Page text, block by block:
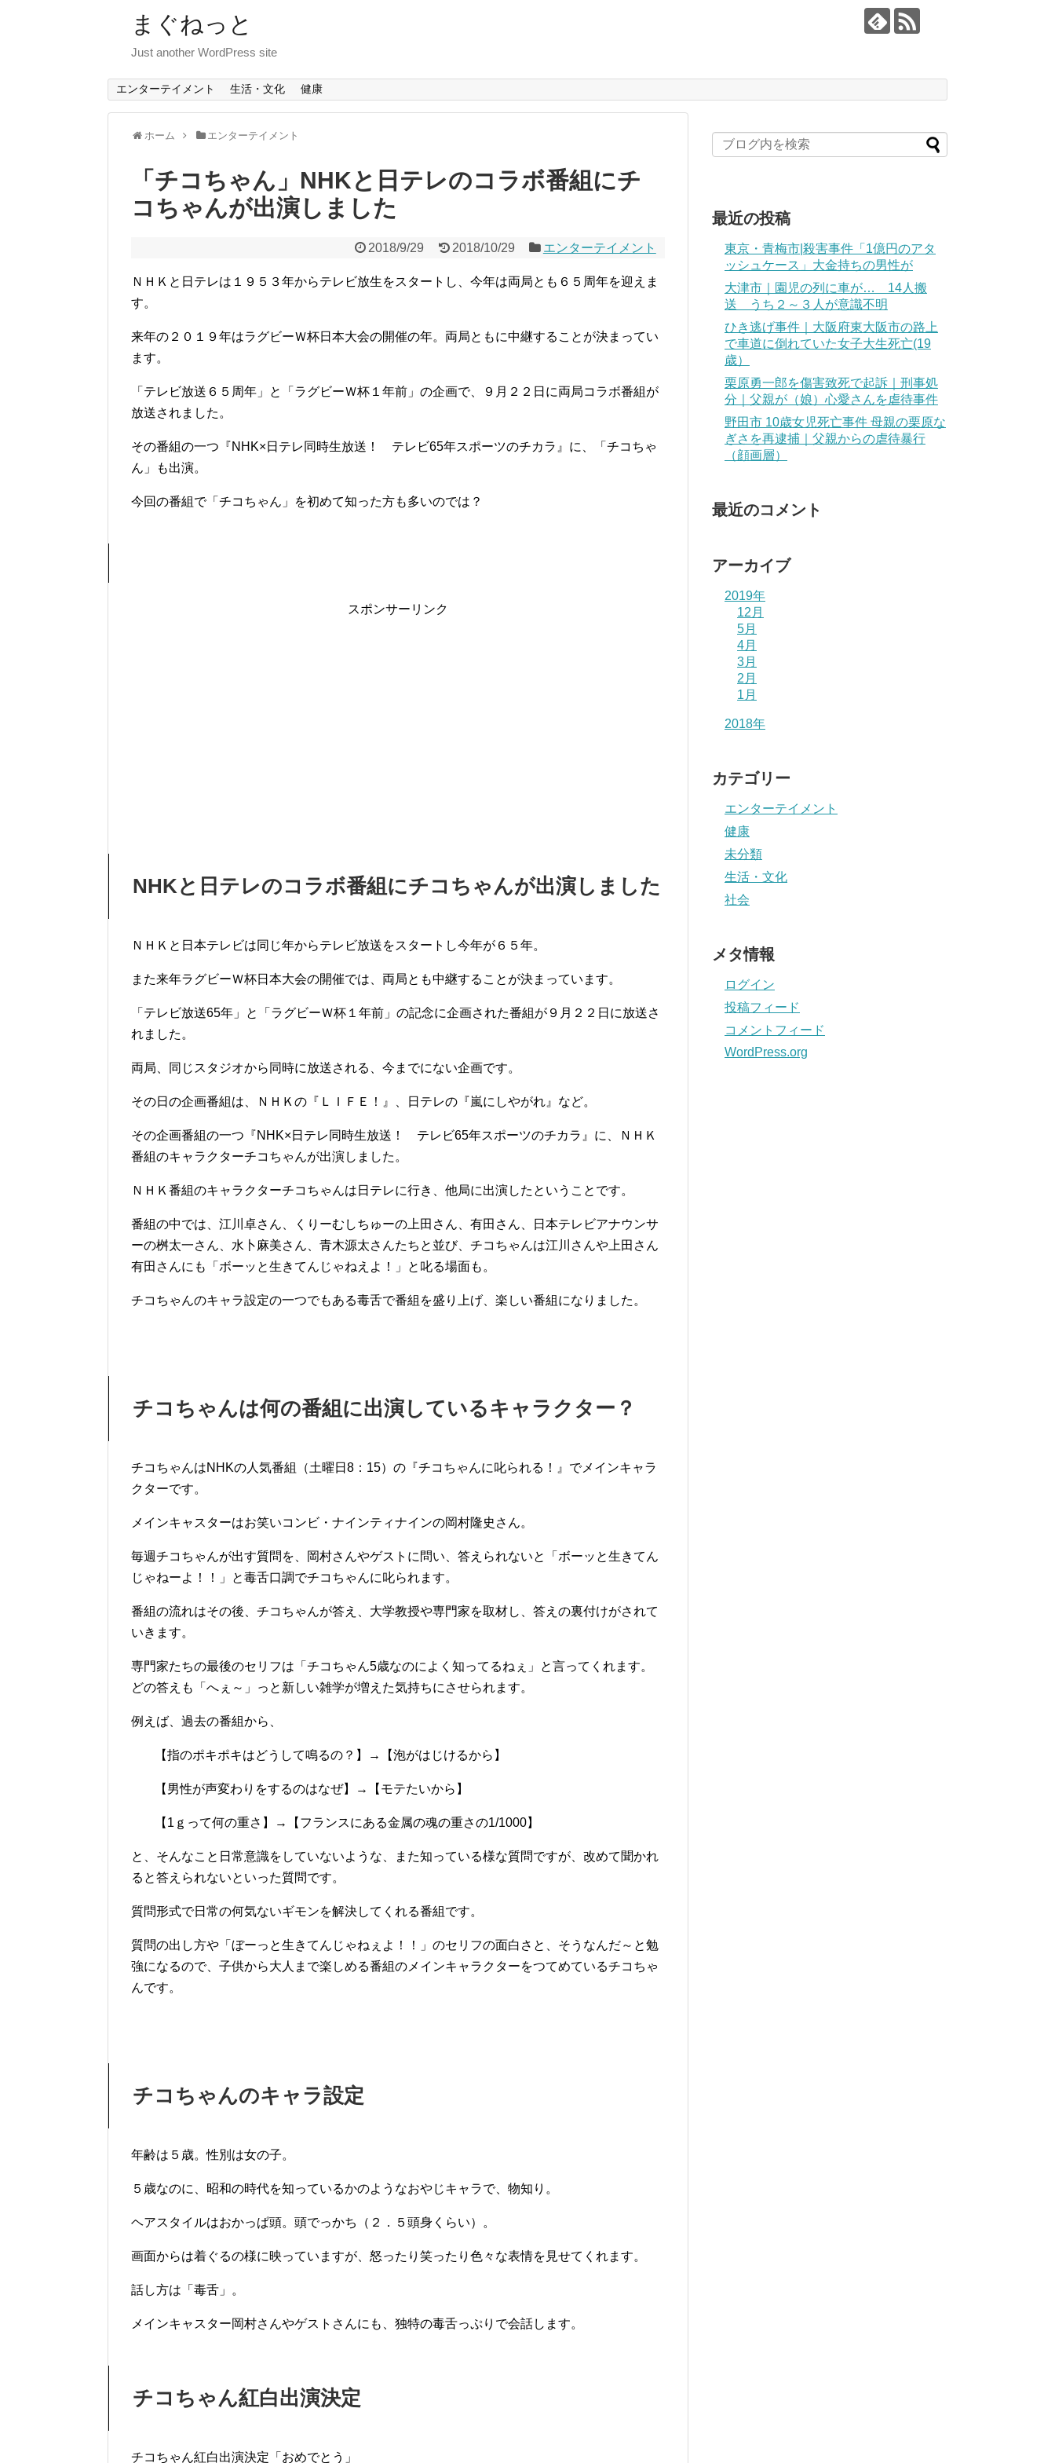
まぐねっと
Just another WordPress site
エンターテイメント 生活・文化 健康
ホーム エンターテイメント
「チコちゃん」NHKと日テレのコラボ番組にチ
コちゃんが出演しました
2018/9/29 2018/10/29 エンターテイメント
ＮＨＫと日テレは１９５３年からテレビ放生をスタートし、今年は両局とも６５周年を迎えま
す。
来年の２０１９年はラグビーＷ杯日本大会の開催の年。両局ともに中継することが決まってい
ます。
「テレビ放送６５周年」と「ラグビーＷ杯１年前」の企画で、９月２２日に両局コラボ番組が
放送されました。
その番組の一つ『NHK×日テレ同時生放送！ テレビ65年スポーツのチカラ』に、「チコちゃ
ん」も出演。
今回の番組で「チコちゃん」を初めて知った方も多いのでは？
スポンサーリンク
NHKと日テレのコラボ番組にチコちゃんが出演しました
ＮＨＫと日本テレビは同じ年からテレビ放送をスタートし今年が６５年。
また来年ラグビーＷ杯日本大会の開催では、両局とも中継することが決まっています。
「テレビ放送65年」と「ラグビーＷ杯１年前」の記念に企画された番組が９月２２日に放送さ
れました。
両局、同じスタジオから同時に放送される、今までにない企画です。
その日の企画番組は、ＮＨＫの『ＬＩＦＥ！』、日テレの『嵐にしやがれ』など。
その企画番組の一つ『NHK×日テレ同時生放送！ テレビ65年スポーツのチカラ』に、ＮＨＫ
番組のキャラクターチコちゃんが出演しました。
ＮＨＫ番組のキャラクターチコちゃんは日テレに行き、他局に出演したということです。
番組の中では、江川卓さん、くりーむしちゅーの上田さん、有田さん、日本テレビアナウンサ
ーの桝太一さん、水卜麻美さん、青木源太さんたちと並び、チコちゃんは江川さんや上田さん
有田さんにも「ボーッと生きてんじゃねえよ！」と叱る場面も。
チコちゃんのキャラ設定の一つでもある毒舌で番組を盛り上げ、楽しい番組になりました。
チコちゃんは何の番組に出演しているキャラクター？
チコちゃんはNHKの人気番組（土曜日8：15）の『チコちゃんに叱られる！』でメインキャラ
クターです。
メインキャスターはお笑いコンビ・ナインティナインの岡村隆史さん。
毎週チコちゃんが出す質問を、岡村さんやゲストに問い、答えられないと「ボーッと生きてん
じゃねーよ！！」と毒舌口調でチコちゃんに叱られます。
番組の流れはその後、チコちゃんが答え、大学教授や専門家を取材し、答えの裏付けがされて
いきます。
専門家たちの最後のセリフは「チコちゃん5歳なのによく知ってるねぇ」と言ってくれます。
どの答えも「へぇ～」っと新しい雑学が増えた気持ちにさせられます。
例えば、過去の番組から、
【指のポキポキはどうして鳴るの？】→【泡がはじけるから】
【男性が声変わりをするのはなぜ】→【モテたいから】
【1ｇって何の重さ】→【フランスにある金属の魂の重さの1/1000】
と、そんなこと日常意識をしていないような、また知っている様な質問ですが、改めて聞かれ
ると答えられないといった質問です。
質問形式で日常の何気ないギモンを解決してくれる番組です。
質問の出し方や「ぼーっと生きてんじゃねぇよ！！」のセリフの面白さと、そうなんだ～と勉
強になるので、子供から大人まで楽しめる番組のメインキャラクターをつてめているチコちゃ
んです。
チコちゃんのキャラ設定
年齢は５歳。性別は女の子。
５歳なのに、昭和の時代を知っているかのようなおやじキャラで、物知り。
ヘアスタイルはおかっぱ頭。頭でっかち（２．５頭身くらい）。
画面からは着ぐるの様に映っていますが、怒ったり笑ったり色々な表情を見せてくれます。
話し方は「毒舌」。
メインキャスター岡村さんやゲストさんにも、独特の毒舌っぷりで会話します。
チコちゃん紅白出演決定
チコちゃん紅白出演決定「おめでとう」
最近の投稿
東京・青梅市|殺害事件「1億円のアタ
ッシュケース」大金持ちの男性が
大津市｜園児の列に車が… 14人搬
送 うち２～３人が意識不明
ひき逃げ事件｜大阪府東大阪市の路上
で車道に倒れていた女子大生死亡(19
歳）
栗原勇一郎を傷害致死で起訴｜刑事処
分｜父親が（娘）心愛さんを虐待事件
野田市 10歳女児死亡事件 母親の栗原な
ぎさを再逮捕｜父親からの虐待暴行
（顔画層）
最近のコメント
アーカイブ
2019年
12月
5月
4月
3月
2月
1月
2018年
カテゴリー
エンターテイメント
健康
未分類
生活・文化
社会
メタ情報
ログイン
投稿フィード
コメントフィード
WordPress.org